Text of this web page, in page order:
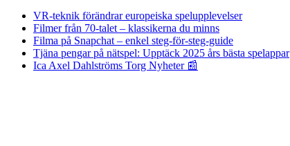
VR-teknik förändrar europeiska spelupplevelser
Filmer från 70-talet – klassikerna du minns
Filma på Snapchat – enkel steg-för-steg-guide
Tjäna pengar på nätspel: Upptäck 2025 års bästa spelappar
Ica Axel Dahlströms Torg Nyheter 📰